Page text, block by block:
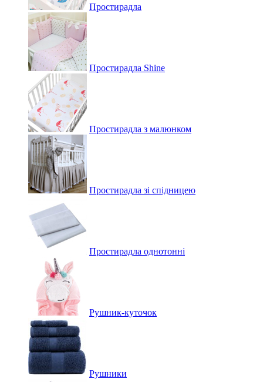
Простирадла
Простирадла Shine
Простирадла з малюнком
Простирадла зі спідницею
Простирадла однотонні
Рушник-куточок
Рушники